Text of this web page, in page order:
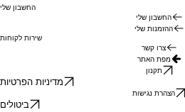
החשבון שלי
החשבון שלי
ההזמנות שלי
שירות לקוחות
צרו קשר
מפת האתר
תקנון
מדיניות הפרטיות
הצהרת נגישות
ביטולים